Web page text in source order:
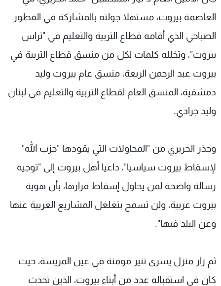
العاصمة بيروت، مستهلا جولته بالمشاركة في الفطور
الصباحي الذي أقامه قطاع التربية والتعليم في "تراس
بيروت"، وتخلله كلمات لكل من منسق قطاع التربية في
بيروت عبد الرحمن الربعة، منسق عام بيروت وليد
دمشقية، المنسق العام لقطاع التربية والتعليم في لبنان
وليد جرادي.
وحذر الحريري من "المحاولات التي يقودها "حزب الله"
لإسقاط بيروت سياسيا"، داعيا أهل بيروت إلى "توجيه
رسالة واضحة لمن يحاول إسقاط قرارها، بأن هوية
بيروت عربية، ولن تسمح بتغلغل المشاريع الغربية عنها
وعن البلد فيها".
ثم زار منزل يسرى تنير مومنة في عين المريسة، حيث
كان في استقباله عدد من أبناء بيروت، الذين تحدث
شاهد البرامج
عن MTV
لاعلاناتكم
وظائف
شروط الإسـتخدام
سياسة الخصوصية